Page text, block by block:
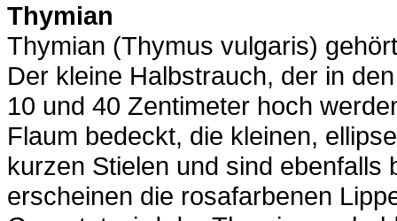
Thymian
Thymian (Thymus vulgaris)
Der kleine Halbstrauch, der in
10 und 40 Zentimeter hoch
Flaum bedeckt, die kleinen,
kurzen Stielen und sind ebenfalls
erscheinen die rosafarbenen